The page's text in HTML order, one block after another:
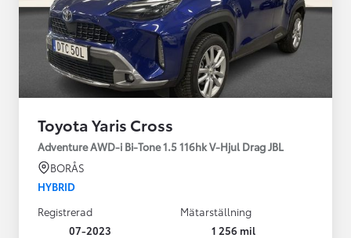
Toyota Yaris Cross
Adventure AWD-i Bi-Tone 1.5 116hk V-Hjul Drag JBL
BORÅS
HYBRID
Registrerad
07-2023
Mätarställning
1 256 mil